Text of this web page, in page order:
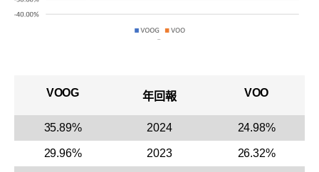
VOOG 年回報 VOO
35.89% 2024 24.98%
29.96% 2023 26.32%